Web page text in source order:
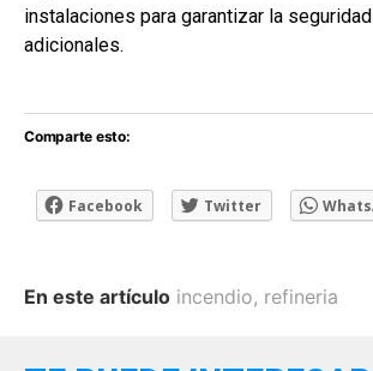
instalaciones para garantizar la
adicionales.
Comparte esto:
Facebook Twitter
En este artículo incendio, refineria